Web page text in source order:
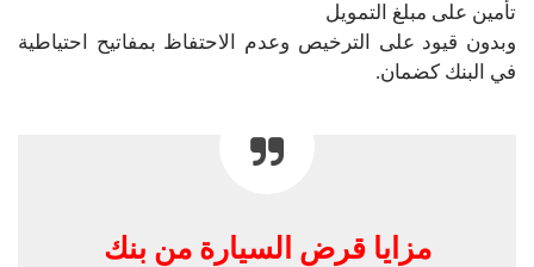
تأمين على مبلغ التمويل
وبدون قيود على الترخيص وعدم الاحتفاظ بمفاتيح احتياطية
في البنك كضمان.
مزايا قرض السيارة من بنك